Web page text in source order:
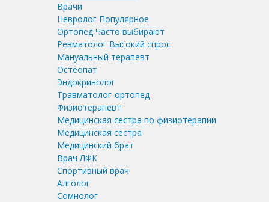
Врачи
Невролог Популярное
Ортопед Часто выбирают
Ревматолог Высокий спрос
Мануальный терапевт
Остеопат
Эндокринолог
Травматолог-ортопед
Физиотерапевт
Медицинская сестра по физиотерапии
Медицинская сестра
Медицинский брат
Врач ЛФК
Спортивный врач
Алголог
Сомнолог